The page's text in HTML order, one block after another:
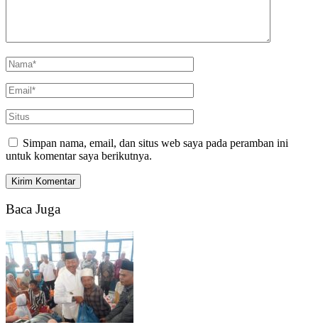
Simpan nama, email, dan situs web saya pada peramban ini
untuk komentar saya berikutnya.
Baca Juga